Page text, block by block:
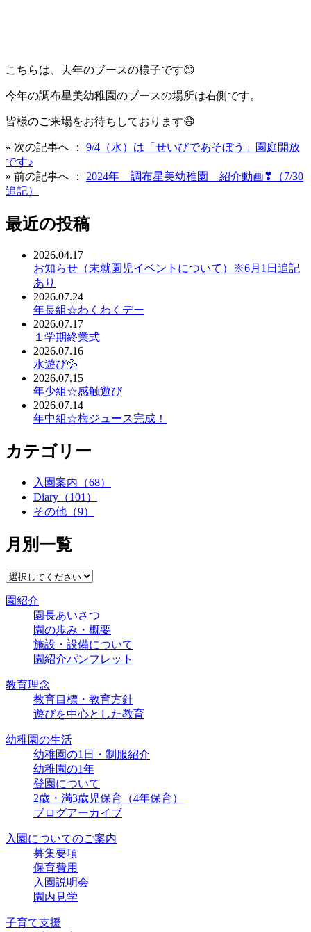
こちらは、去年のブースの様子です😊
今年の調布星美幼稚園のブースの場所は右側です。
皆様のご来場をお待ちしております😄
« 次の記事へ ： 9/4（水）は「せいびであそぼう」園庭開放
です♪
» 前の記事へ ： 2024年 調布星美幼稚園 紹介動画❣（7/30
追記）
最近の投稿
2026.04.17
お知らせ（未就園児イベントについて）※6月1日追記
あり
2026.07.24
年長組☆わくわくデー
2026.07.17
１学期終業式
2026.07.16
水遊び💦
2026.07.15
年少組☆感触遊び
2026.07.14
年中組☆梅ジュース完成！
カテゴリー
入園案内（68）
Diary（101）
その他（9）
月別一覧
園紹介
園長あいさつ
園の歩み・概要
施設・設備について
園紹介パンフレット
教育理念
教育目標・教育方針
遊びを中心とした教育
幼稚園の生活
幼稚園の1日・制服紹介
幼稚園の1年
登園について
2歳・満3歳児保育（4年保育）
ブログアーカイブ
入園についてのご案内
募集要項
保育費用
入園説明会
園内見学
子育て支援